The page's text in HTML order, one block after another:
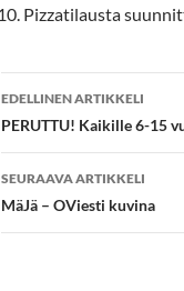
Pizzatilausta
Artikkelien
selaus
EDELLINEN ARTIKKELI
PERUTTU! Kaikille 6-15
SEURAAVA ARTIKKELI
MäJä – OViesti kuvina